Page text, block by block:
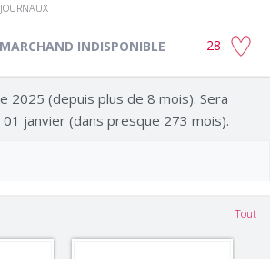
MARCHAND INDISPONIBLE 28
2025 (depuis plus de 8 mois). Sera
janvier (dans presque 273 mois).
Tout